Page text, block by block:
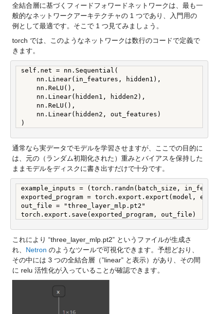
全結合層に基づくフィードフォワードネットワークは、最も一
般的なネットワークアーキテクチャの 1 つであり、入門用の
例として最適です。そこで 1 つ見てみましょう。
torch では、このようなネットワークは数行のコードで定義で
きます。
self.net = nn.Sequential(
    nn.Linear(in_features, hidden1),
    nn.ReLU(),
    nn.Linear(hidden1, hidden2),
    nn.ReLU(),
    nn.Linear(hidden2, out_features)
)
通常なら実データでモデルを学習させますが、ここでの目的に
は、元の（ランダム初期化された）重みとバイアスを保持した
ままモデルをディスクに書き出すだけで十分です。
example_inputs = (torch.randn(batch_size,
exported_program = torch.export.export(model,
out_file = "three_layer_mlp.pt2"
torch.export.save(exported_program, out_file)
これにより “three_layer_mlp.pt2” というファイルが生成さ
れ、 Netron のようなツールで可視化できます。予想どおり、
その中には 3 つの全結合層（”linear” と表示）があり、その間
に relu 活性化が入っていることが確認できます。